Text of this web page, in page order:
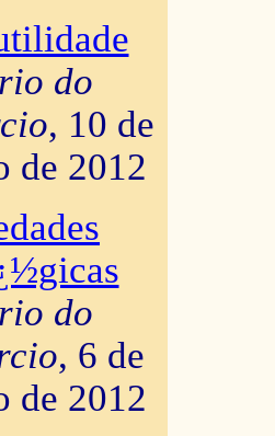
do
, 10 de
de 2012
do
, 6 de
de 2012